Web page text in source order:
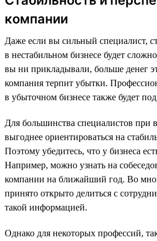
компании
Даже если вы сильный специалист,
в нестабильном бизнесе будет
вы ни прикладывали, больше денег
компания терпит убытки.
в убыточном бизнесе также будет
Для большинства специалистов при
выгоднее ориентироваться на
Поэтому убедитесь, что у бизнеса
Например, можно узнать на
компании на ближайший год. Во
принято открыто делиться с
такой информацией.
Однако для некоторых профессий,